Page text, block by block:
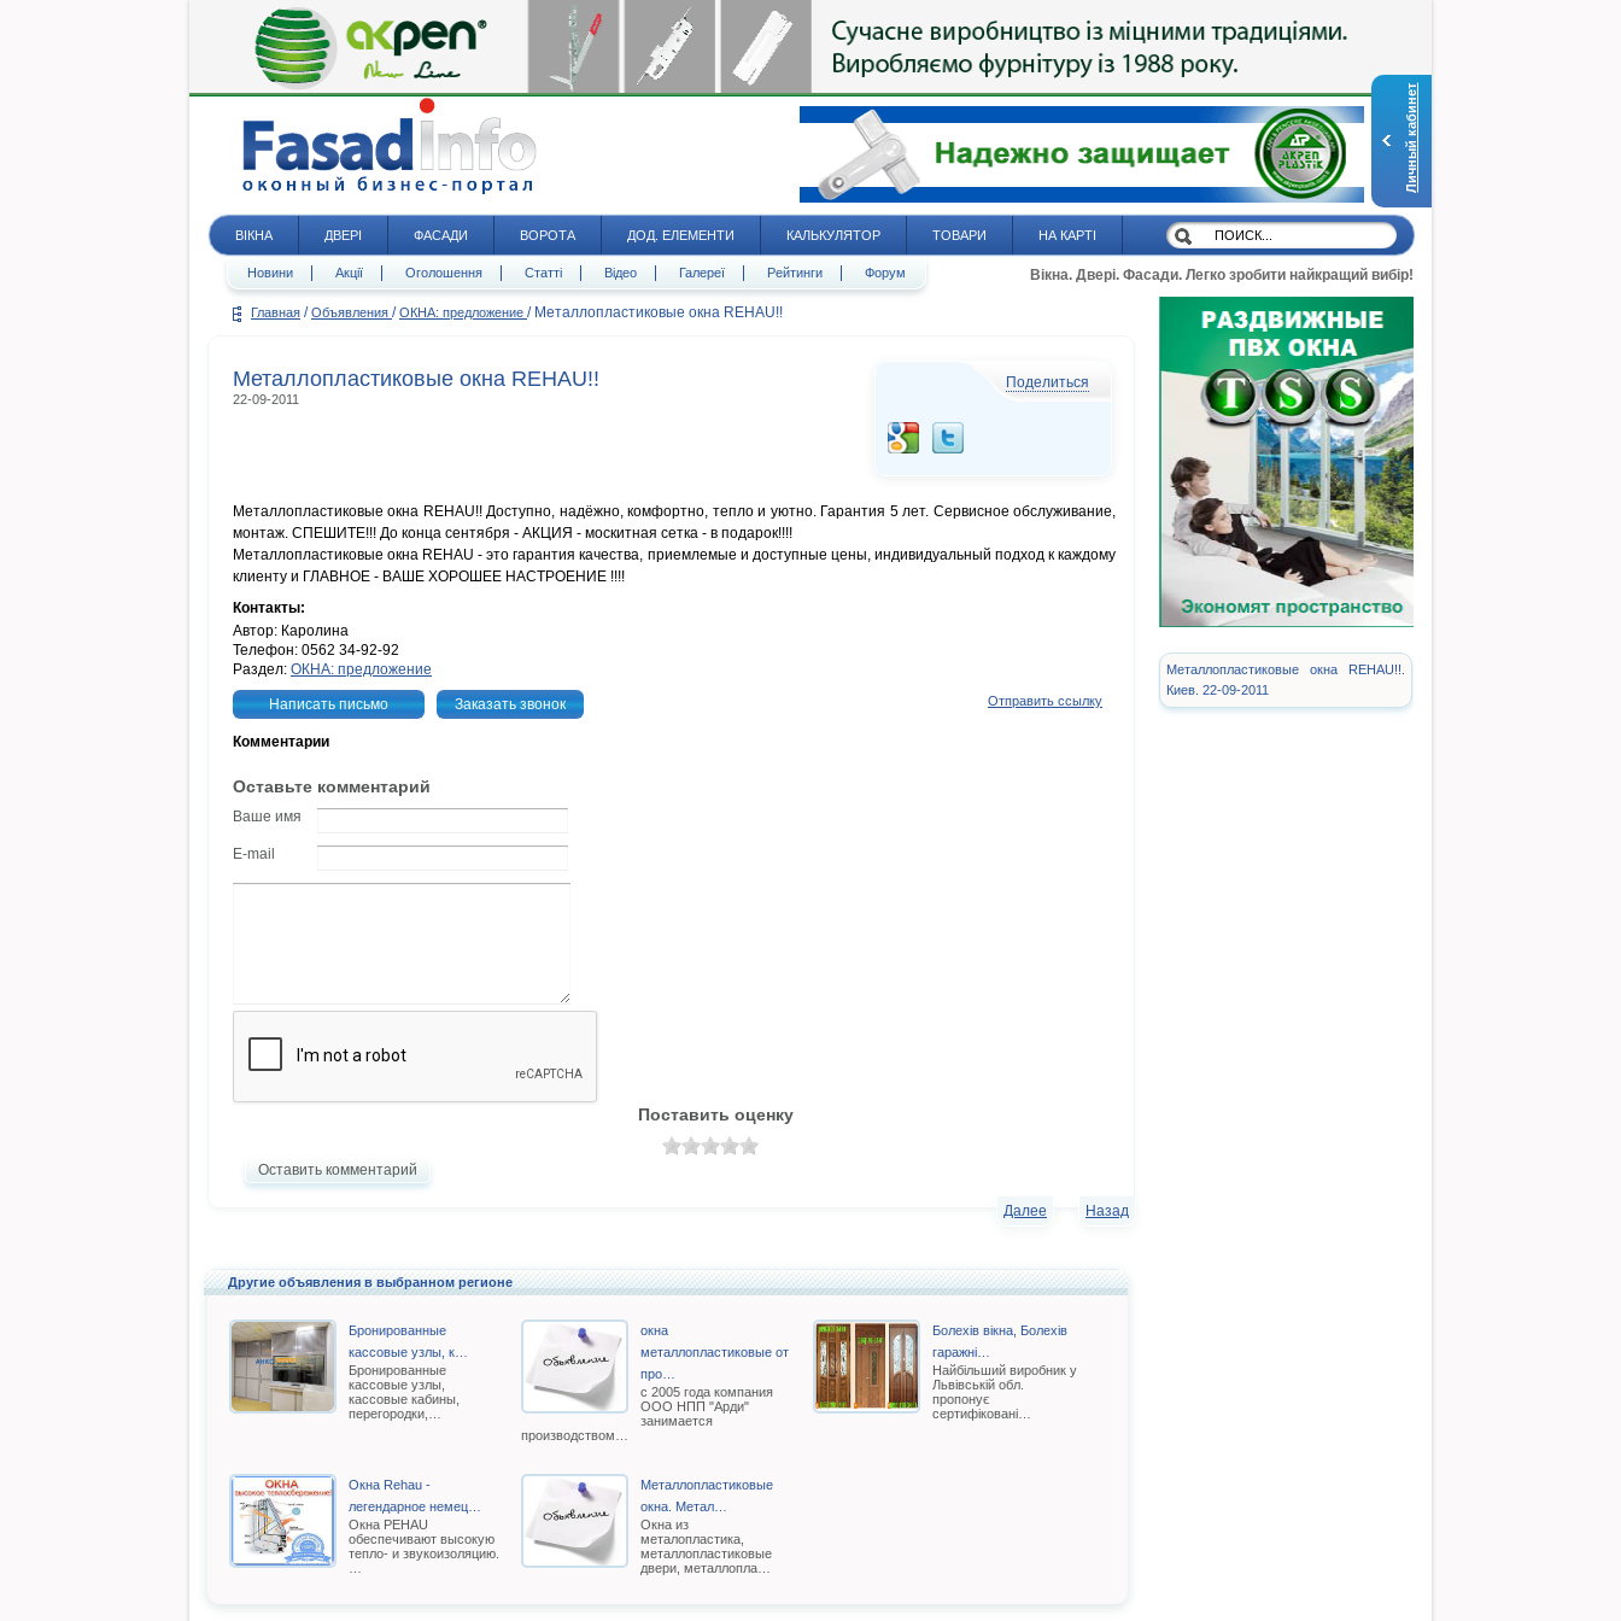
Личный кабинет
ВІКНА ДВЕРІ ФАСАДИ ВОРОТА ДОД. ЕЛЕМЕНТИ КАЛЬКУЛЯТОР ТОВАРИ НА КАРТІ
Новини Акції Оголошення Статті Відео Галереї Рейтинги Форум Вікна. Двері. Фасади. Легко зробити найкращий вибір!
Главная / Объявления / ОКНА: предложение / Металлопластиковые окна REHAU!!
Металлопластиковые окна REHAU!!
22-09-2011
Поделиться
Металлопластиковые окна REHAU!! Доступно, надёжно, комфортно, тепло и уютно. Гарантия 5 лет. Сервисное обслуживание,
монтаж. СПЕШИТЕ!!! До конца сентября - АКЦИЯ - москитная сетка - в подарок!!!!
Металлопластиковые окна REHAU - это гарантия качества, приемлемые и доступные цены, индивидуальный подход к каждому
клиенту и ГЛАВНОЕ - ВАШЕ ХОРОШЕЕ НАСТРОЕНИЕ !!!!
Контакты:
Автор: Каролина
Телефон: 0562 34-92-92
Раздел: ОКНА: предложение
Написать письмо Заказать звонок Отправить ссылку
Комментарии
Оставьте комментарий
Ваше имя
E-mail
Поставить оценку
Оставить комментарий
Назад
Далее
Другие объявления в выбранном регионе
Бронированные
кассовые узлы, к…
Бронированные
кассовые узлы,
кассовые кабины,
перегородки,…
окна
металлопластиковые от
про…
с 2005 года компания
ООО НПП "Арди"
занимается
производством…
Болехів вікна, Болехів
гаражні…
Найбільший виробник у
Львівській обл.
пропонує
сертифіковані…
Окна Rehau -
легендарное немец…
Oкна РEHAU
обеспечивают высокую
тепло- и звукоизоляцию.
Металлопластиковые
окна. Метал…
Окна из
металопластика,
металлопластиковые
двери, металлопла…
Металлопластиковые окна REHAU!!.
Киев. 22-09-2011